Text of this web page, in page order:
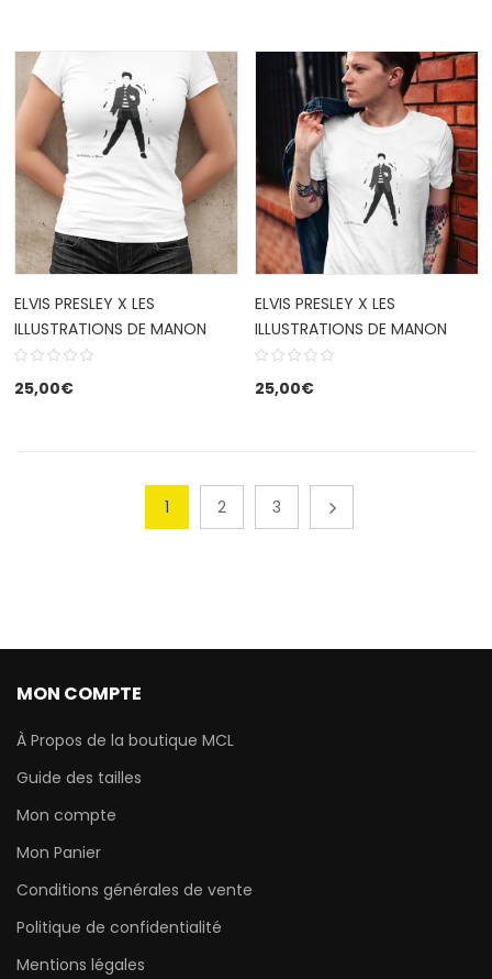
ELVIS PRESLEY X LES
ILLUSTRATIONS DE MANON
25,00€
ELVIS PRESLEY X LES
ILLUSTRATIONS DE MANON
25,00€
1 2 3
MON COMPTE
À Propos de la boutique MCL
Guide des tailles
Mon compte
Mon Panier
Conditions générales de vente
Politique de confidentialité
Mentions légales